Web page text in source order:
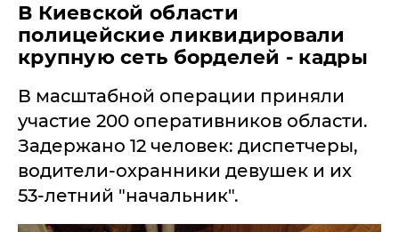
В Киевской области
полицейские ликвидировали
крупную сеть борделей - кадры
В масштабной операции приняли
участие 200 оперативников области.
Задержано 12 человек: диспетчеры,
водители-охранники девушек и их
53-летний "начальник".